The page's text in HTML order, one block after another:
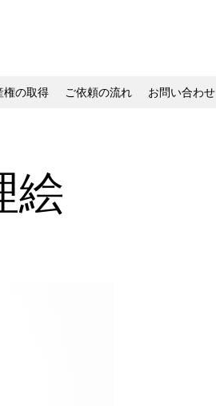
権の取得 ご依頼の流れ お問い合わせ